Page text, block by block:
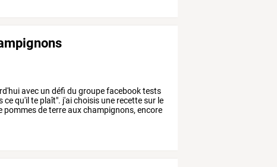
avec un défi du groupefacebooktests
cequ'il te plaît". j'aichoisis une recettesur le
pommesdeterreauxchampignons, encore